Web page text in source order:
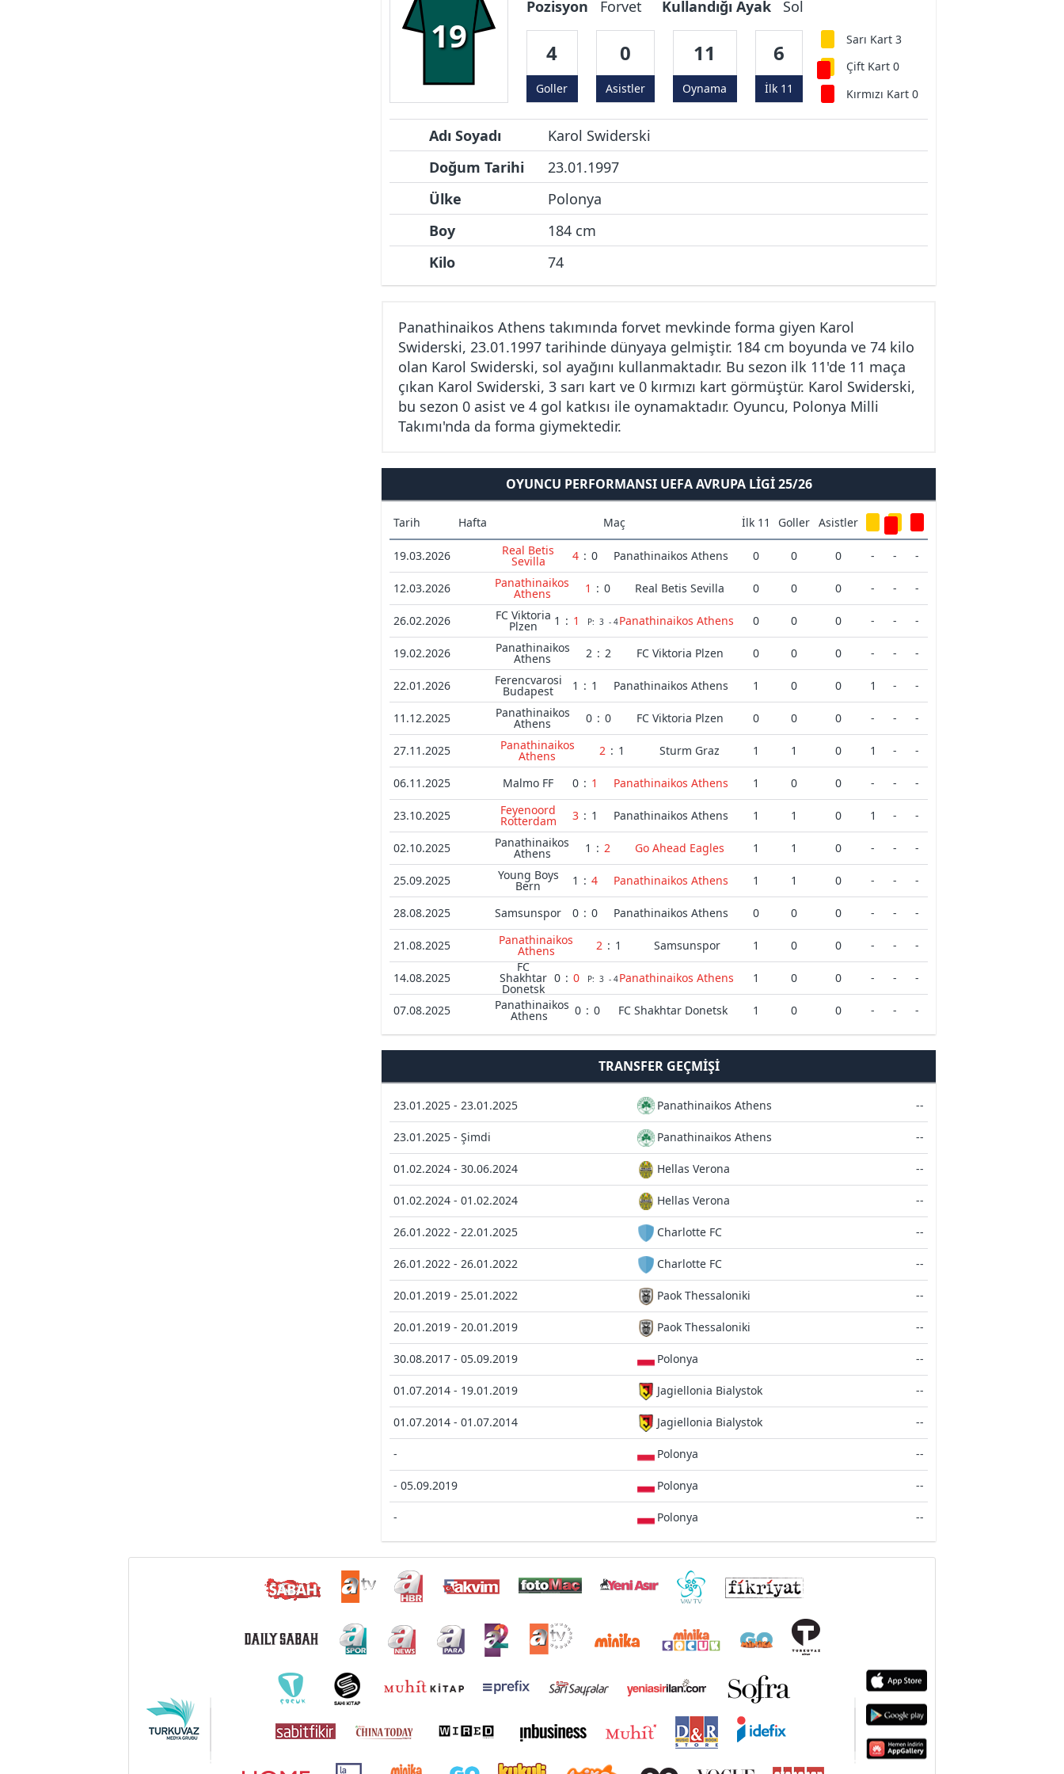
19
Pozisyon Forvet Kullandığı Ayak Sol
4
Goller
0
Asistler
11
Oynama
6
İlk 11
Sarı Kart 3
Çift Kart 0
Kırmızı Kart 0
Adı Soyadı
Karol Swiderski
Doğum Tarihi
23.01.1997
Ülke
Polonya
Boy
184 cm
Kilo
74
Panathinaikos Athens takımında forvet mevkinde forma giyen Karol
Swiderski, 23.01.1997 tarihinde dünyaya gelmiştir. 184 cm boyunda ve 74 kilo
olan Karol Swiderski, sol ayağını kullanmaktadır. Bu sezon ilk 11'de 11 maça
çıkan Karol Swiderski, 3 sarı kart ve 0 kırmızı kart görmüştür. Karol Swiderski,
bu sezon 0 asist ve 4 gol katkısı ile oynamaktadır. Oyuncu, Polonya Milli
Takımı'nda da forma giymektedir.
OYUNCU PERFORMANSI UEFA AVRUPA LIGI 25/26
Tarih Hafta Maç İlk 11 Goller Asistler
19.03.2026 Real Betis
Sevilla 4 : 0 Panathinaikos Athens 0 0 0 - - -
12.03.2026 Panathinaikos
Athens 1 : 0 Real Betis Sevilla 0 0 0 - - -
26.02.2026 FC Viktoria
Plzen 1 : 1 P: 3 - 4Panathinaikos Athens 0 0 0 - - -
19.02.2026 Panathinaikos
Athens 2 : 2 FC Viktoria Plzen 0 0 0 - - -
22.01.2026 Ferencvarosi
Budapest 1 : 1 Panathinaikos Athens 1 0 0 1 - -
11.12.2025 Panathinaikos
Athens 0 : 0 FC Viktoria Plzen 0 0 0 - - -
27.11.2025 Panathinaikos
Athens 2 : 1 Sturm Graz 1 1 0 1 - -
06.11.2025 Malmo FF 0 : 1 Panathinaikos Athens 1 0 0 - - -
23.10.2025 Feyenoord
Rotterdam 3 : 1 Panathinaikos Athens 1 1 0 1 - -
02.10.2025 Panathinaikos
Athens 1 : 2 Go Ahead Eagles 1 1 0 - - -
25.09.2025 Young Boys
Bern 1 : 4 Panathinaikos Athens 1 1 0 - - -
28.08.2025 Samsunspor 0 : 0 Panathinaikos Athens 0 0 0 - - -
21.08.2025 Panathinaikos
Athens 2 : 1 Samsunspor 1 0 0 - - -
14.08.2025
FC
Shakhtar
Donetsk
0 : 0 P: 3 - 4Panathinaikos Athens 1 0 0 - - -
07.08.2025 Panathinaikos
Athens 0 : 0 FC Shakhtar Donetsk 1 0 0 - - -
TRANSFER GEÇMIŞI
23.01.2025 - 23.01.2025 Panathinaikos Athens --
23.01.2025 - Şimdi Panathinaikos Athens --
01.02.2024 - 30.06.2024 Hellas Verona --
01.02.2024 - 01.02.2024 Hellas Verona --
26.01.2022 - 22.01.2025 Charlotte FC --
26.01.2022 - 26.01.2022 Charlotte FC --
20.01.2019 - 25.01.2022 Paok Thessaloniki --
20.01.2019 - 20.01.2019 Paok Thessaloniki --
30.08.2017 - 05.09.2019 Polonya --
01.07.2014 - 19.01.2019 Jagiellonia Bialystok --
01.07.2014 - 01.07.2014 Jagiellonia Bialystok --
- Polonya --
- 05.09.2019 Polonya --
- Polonya --